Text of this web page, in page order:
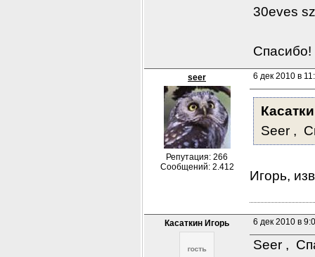
30eves
Спасибо!
seer
Репутация: 266
Сообщений: 2.412
6 дек 2010 в
Seer ,
Игорь,
Касаткин Игорь 6 дек 2010 в
Seer ,